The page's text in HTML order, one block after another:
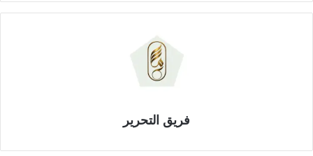
فريق التحرير